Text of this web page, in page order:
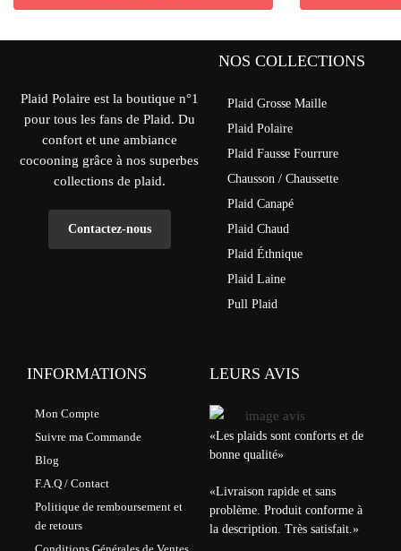
Plaid Polaire est la boutique n°1
pour tous les fans de Plaid. Du
confort et une ambiance
cocooning grâce à nos superbes
collections de plaid.
Contactez-nous
NOS COLLECTIONS
Plaid Grosse Maille
Plaid Polaire
Plaid Fausse Fourrure
Chausson / Chaussette
Plaid Canapé
Plaid Chaud
Plaid Éthnique
Plaid Laine
Pull Plaid
INFORMATIONS
Mon Compte
Suivre ma Commande
Blog
F.A.Q / Contact
Politique de remboursement et
de retours
LEURS AVIS
«Les plaids sont conforts et de
bonne qualité»
«Livraison rapide et sans
problème. Produit conforme à
la description. Très satisfait.»